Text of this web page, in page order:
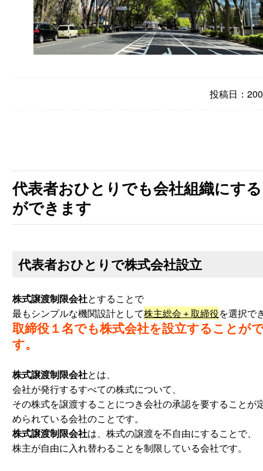
投稿日：
代表者おひとりでも会社組織にす
ができます
代表者おひとりで株式会社設立
株式譲渡制限会社とすることで
最もシンプルな機関設計として株主総会＋取締役を選択で
取締役１名でも株式会社を設立することが
す。
株式譲渡制限会社とは、
会社が発行するすべての株式について、
その株式を譲渡することにつき会社の承認を要することが
められている会社のことです。
株式譲渡制限会社は、株式の譲渡を不自由にすることで、
株主が自由に入れ替わることを制限している会社です。